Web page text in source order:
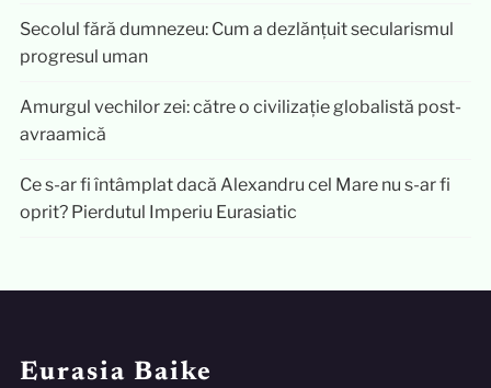
Secolul fără dumnezeu: Cum a dezlănțuit secularismul
progresul uman
Amurgul vechilor zei: către o civilizație globalistă post-
avraamică
Ce s-ar fi întâmplat dacă Alexandru cel Mare nu s-ar fi
oprit? Pierdutul Imperiu Eurasiatic
Eurasia Baike